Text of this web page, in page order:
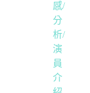
感/
分
析/
演
員
介